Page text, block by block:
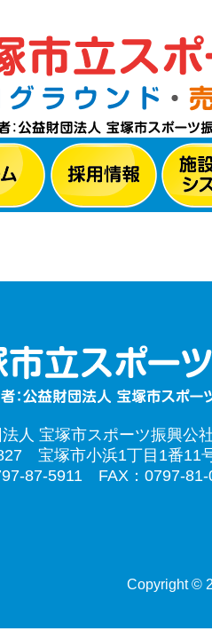
人 宝塚市スポーツ振興公
宝塚市小浜1丁目1番11
87-5911 FAX：0797-81-
Copyright ©